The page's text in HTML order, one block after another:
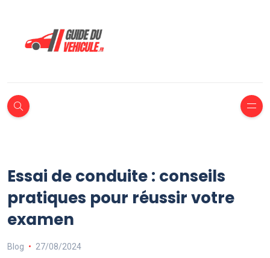
Essai de conduite : conseils
pratiques pour réussir votre
examen
Blog 27/08/2024